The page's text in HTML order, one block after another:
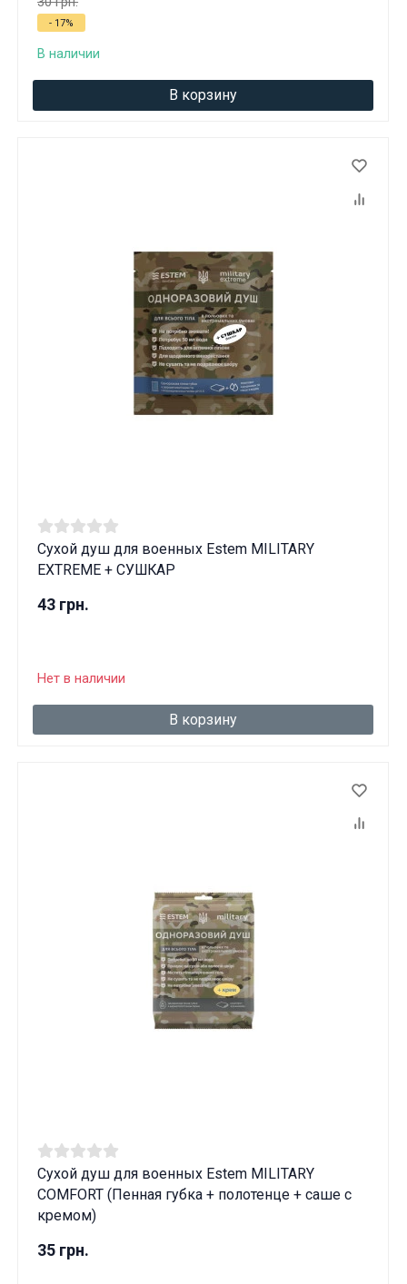
- 17%
В наличии
В корзину
Сухой душ для военных Estem MILITARY
EXTREME + СУШКАР
43 грн.
Нет в наличии
В корзину
Сухой душ для военных Estem MILITARY
COMFORT (Пенная губка + полотенце + саше с
кремом)
35 грн.